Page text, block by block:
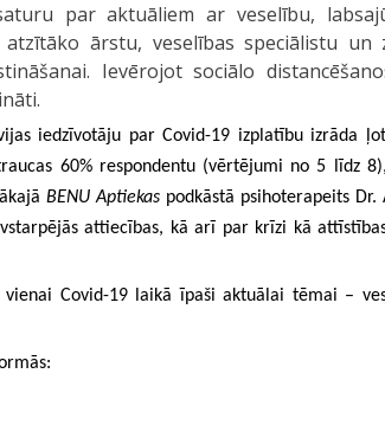
par aktuāliem ar veselību,
ārstu, veselības speciālistu un
Ievērojot sociālo
iedzīvotāju par Covid-19 izplatību izrāda
60% respondentu (vērtējumi no 5 līdz
BENU Aptiekas podkāstā psihoterapeits
attiecības, kā arī par krīzi kā
vienai Covid-19 laikā īpaši aktuālai tēmai –